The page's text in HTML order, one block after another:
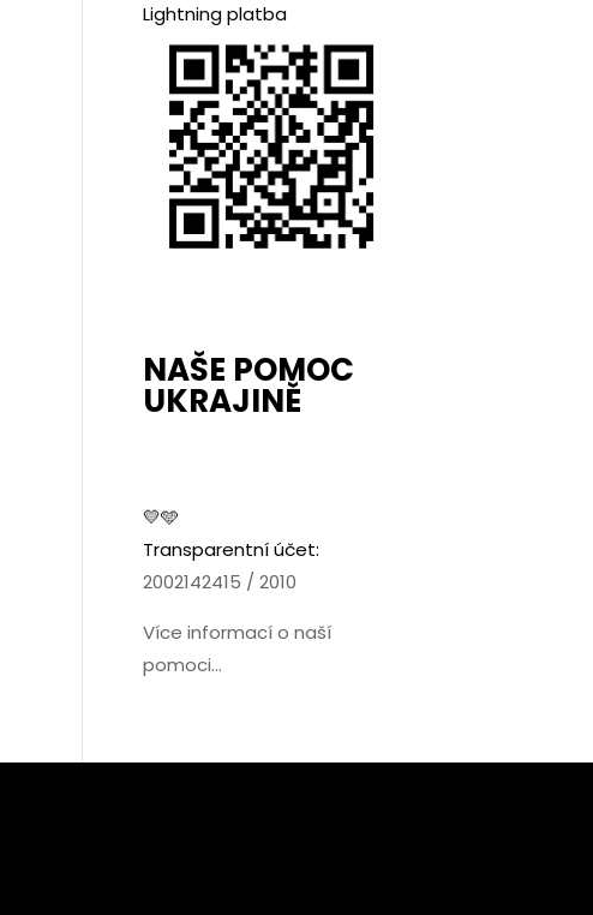
Lightning platba
NAŠE POMOC
UKRAJINĚ
💛🩵
Transparentní účet:
2002142415 / 2010
Více informací o naší
pomoci...